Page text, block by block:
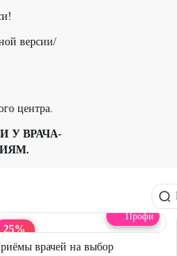
версии/
центра.
У ВРАЧА-
25%
Профи
врачей на выбор